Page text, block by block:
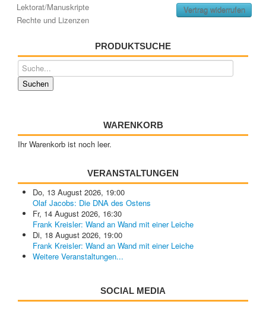
Lektorat/Manuskripte
Rechte und Lizenzen
Vertrag widerrufen
PRODUKTSUCHE
WARENKORB
Ihr Warenkorb ist noch leer.
VERANSTALTUNGEN
Do, 13 August 2026, 19:00
Olaf Jacobs: Die DNA des Ostens
Fr, 14 August 2026, 16:30
Frank Kreisler: Wand an Wand mit einer Leiche
Di, 18 August 2026, 19:00
Frank Kreisler: Wand an Wand mit einer Leiche
Weitere Veranstaltungen...
SOCIAL MEDIA